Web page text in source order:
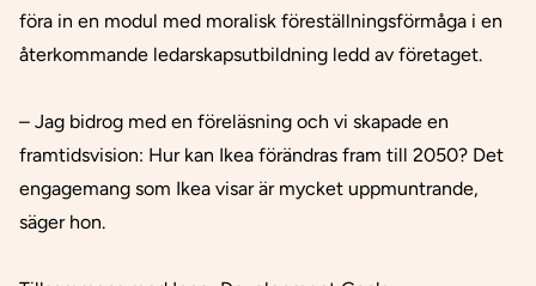
föra in en modul med moralisk föreställningsförmåga i en
återkommande ledarskapsutbildning ledd av företaget.
– Jag bidrog med en föreläsning och vi skapade en
framtidsvision: Hur kan Ikea förändras fram till 2050? Det
engagemang som Ikea visar är mycket uppmuntrande,
säger hon.